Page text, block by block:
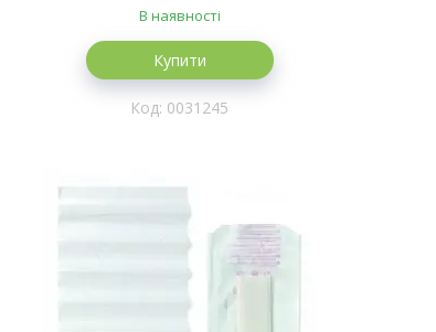
В наявності
Купити
0031245